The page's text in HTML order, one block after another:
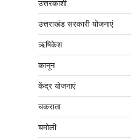
उत्तरकाशी
उत्तराखंड सरकारी योजनाएं
ऋषिकेश
कानून
केंद्र योजनाएं
चकराता
चमोली